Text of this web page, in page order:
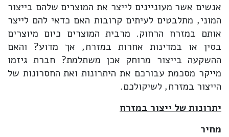
אנשים אשר מעוניינים לייצר את המוצרים שלהם בייצור
המוני, מתלבטים לעיתים קרובות האם כדאי להם לייצר
אותם במזרח הרחוק. מרבית המוצרים כיום מיוצרים
בסין או במדינות אחרות במזרח, אך מדוע? והאם
ההשקעה בייצור מרוחק אכן משתלמת? חברת גיזמו
מייקר מסכמת עבורכם את היתרונות ואת החסרונות של
הייצור במזרח, לשיקולכם.
יתרונות של ייצור במזרח
מחיר